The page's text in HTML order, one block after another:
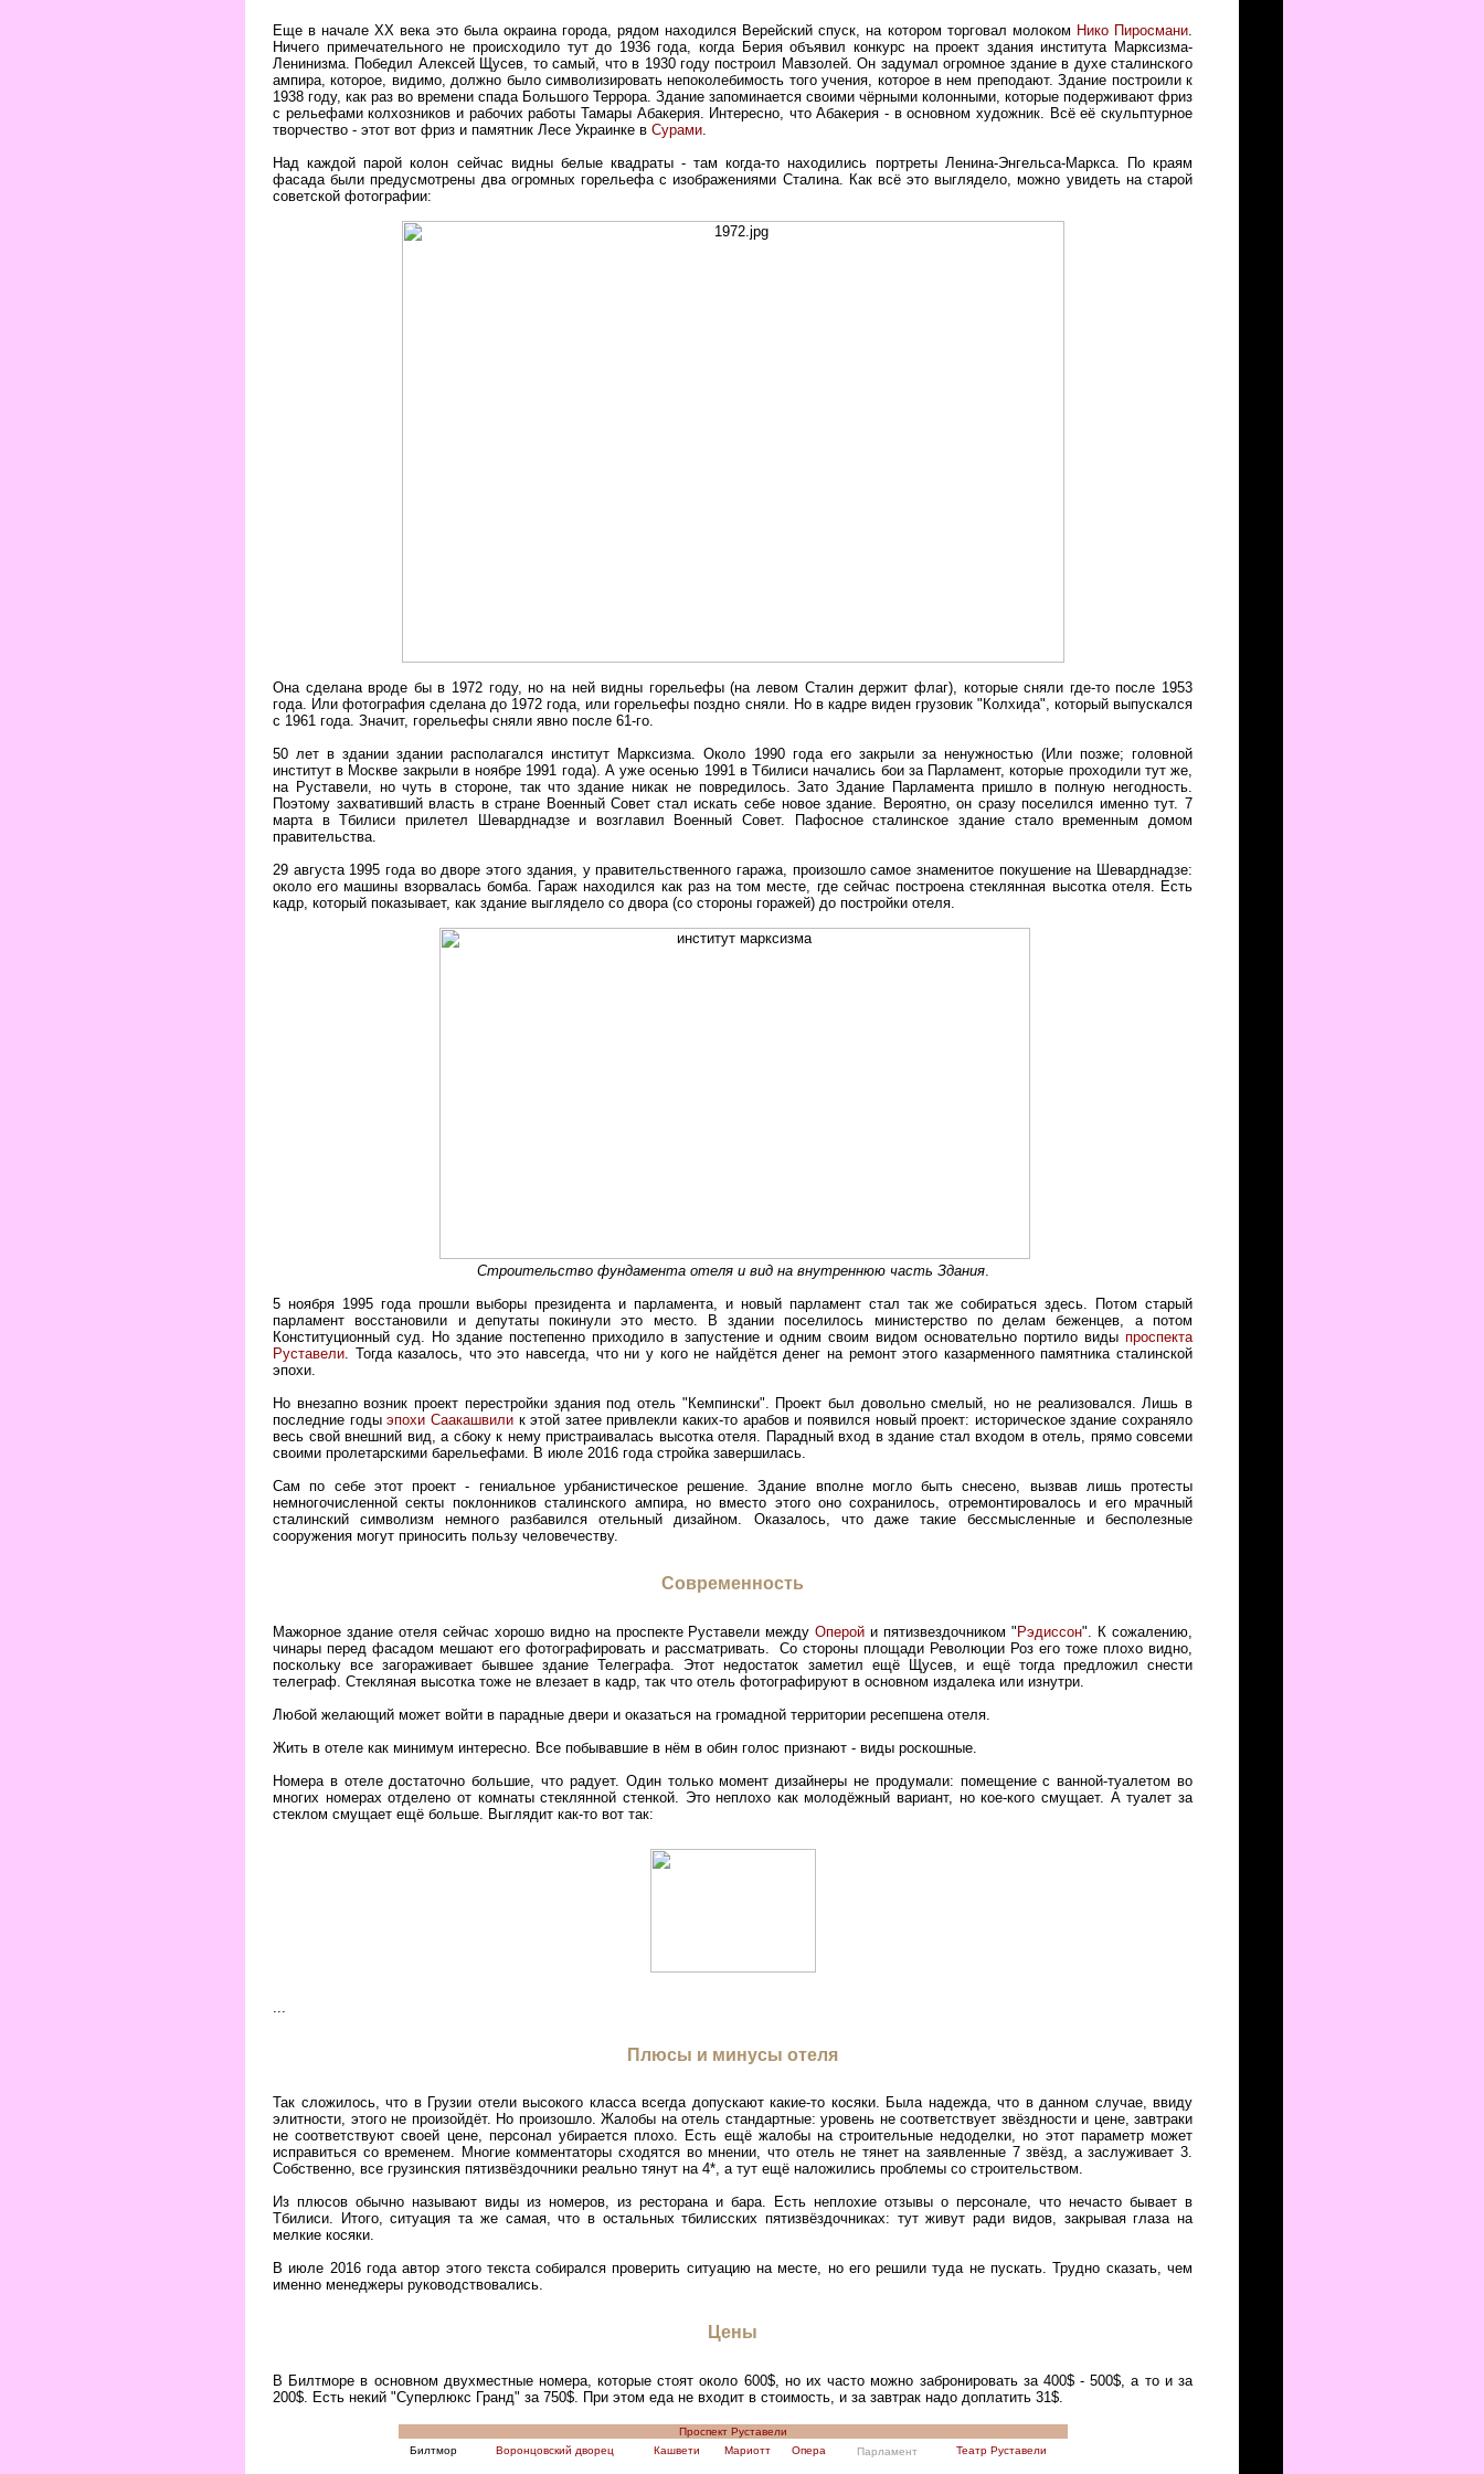
Еще в начале XX века это была окраина города, рядом находился Верейский спуск, на котором торговал молоком Нико Пиросмани.
Ничего примечательного не происходило тут до 1936 года, когда Берия объявил конкурс на проект здания института Марксизма-
Ленинизма. Победил Алексей Щусев, то самый, что в 1930 году построил Мавзолей. Он задумал огромное здание в духе сталинского
ампира, которое, видимо, должно было символизировать непоколебимость того учения, которое в нем преподают. Здание построили к
1938 году, как раз во времени спада Большого Террора. Здание запоминается своими чёрными колонными, которые подерживают фриз
с рельефами колхозников и рабочих работы Тамары Абакерия. Интересно, что Абакерия - в основном художник. Всё её скульптурное
творчество - этот вот фриз и памятник Лесе Украинке в Сурами.
Над каждой парой колон сейчас видны белые квадраты - там когда-то находились портреты Ленина-Энгельса-Маркса. По краям
фасада были предусмотрены два огромных горельефа с изображениями Сталина. Как всё это выглядело, можно увидеть на старой
советской фотографии:
Она сделана вроде бы в 1972 году, но на ней видны горельефы (на левом Сталин держит флаг), которые сняли где-то после 1953
года. Или фотография сделана до 1972 года, или горельефы поздно сняли. Но в кадре виден грузовик "Колхида", который выпускался
с 1961 года. Значит, горельефы сняли явно после 61-го.
50 лет в здании здании располагался институт Марксизма. Около 1990 года его закрыли за ненужностью (Или позже; головной
институт в Москве закрыли в ноябре 1991 года). А уже осенью 1991 в Тбилиси начались бои за Парламент, которые проходили тут же,
на Руставели, но чуть в стороне, так что здание никак не повредилось. Зато Здание Парламента пришло в полную негодность.
Поэтому захвативший власть в стране Военный Совет стал искать себе новое здание. Вероятно, он сразу поселился именно тут. 7
марта в Тбилиси прилетел Шеварднадзе и возглавил Военный Совет. Пафосное сталинское здание стало временным домом
правительства.
29 августа 1995 года во дворе этого здания, у правительственного гаража, произошло самое знаменитое покушение на Шеварднадзе:
около его машины взорвалась бомба. Гараж находился как раз на том месте, где сейчас построена стеклянная высотка отеля. Есть
кадр, который показывает, как здание выглядело со двора (со стороны горажей) до постройки отеля.
Строительство фундамента отеля и вид на внутреннюю часть Здания.
5 ноября 1995 года прошли выборы президента и парламента, и новый парламент стал так же собираться здесь. Потом старый
парламент восстановили и депутаты покинули это место. В здании поселилось министерство по делам беженцев, а потом
Конституционный суд. Но здание постепенно приходило в запустение и одним своим видом основательно портило виды проспекта
Руставели. Тогда казалось, что это навсегда, что ни у кого не найдётся денег на ремонт этого казарменного памятника сталинской
эпохи.
Но внезапно возник проект перестройки здания под отель "Кемпински". Проект был довольно смелый, но не реализовался. Лишь в
последние годыэпохи Саакашвилик этой затее привлекли каких-то арабов и появился новый проект: историческое здание сохраняло
весь свой внешний вид, а сбоку к нему пристраивалась высотка отеля. Парадный вход в здание стал входом в отель, прямо совсеми
своими пролетарскими барельефами. В июле 2016 года стройка завершилась.
Сам по себе этот проект - гениальное урбанистическое решение. Здание вполне могло быть снесено, вызвав лишь протесты
немногочисленной секты поклонников сталинского ампира, но вместо этого оно сохранилось, отремонтировалось и его мрачный
сталинский символизм немного разбавился отельный дизайном. Оказалось, что даже такие бессмысленные и бесполезные
сооружения могут приносить пользу человечеству.
Современность
Мажорное здание отеля сейчас хорошо видно на проспекте Руставели междуОперой и пятизвездочником " Рэдиссон". К сожалению,
чинары перед фасадом мешают его фотографировать и рассматривать. Со стороны площади Революции Роз его тоже плохо видно,
поскольку все загораживает бывшее здание Телеграфа. Этот недостаток заметил ещё Щусев, и ещё тогда предложил снести
телеграф. Стекляная высотка тоже не влезает в кадр, так что отель фотографируют в основном издалека или изнутри.
Любой желающий может войти в парадные двери и оказаться на громадной территории ресепшена отеля.
Жить в отеле как минимум интересно. Все побывавшие в нём в обин голос признают - виды роскошные.
Номера в отеле достаточно большие, что радует. Один только момент дизайнеры не продумали: помещение с ванной-туалетом во
многих номерах отделено от комнаты стеклянной стенкой. Это неплохо как молодёжный вариант, но кое-кого смущает. А туалет за
стеклом смущает ещё больше. Выглядит как-то вот так:
Плюсы и минусы отеля
Так сложилось, что в Грузии отели высокого класса всегда допускают какие-то косяки. Была надежда, что в данном случае, ввиду
элитности, этого не произойдёт. Но произошло. Жалобы на отель стандартные: уровень не соответствует звёздности и цене, завтраки
не соответствуют своей цене, персонал убирается плохо. Есть ещё жалобы на строительные недоделки, но этот параметр может
исправиться со временем. Многие комментаторы сходятся во мнении, что отель не тянет на заявленные 7 звёзд, а заслуживает 3.
Собственно, все грузинския пятизвёздочники реально тянут на 4*, а тут ещё наложились проблемы со строительством.
Из плюсов обычно называют виды из номеров, из ресторана и бара. Есть неплохие отзывы о персонале, что нечасто бывает в
Тбилиси. Итого, ситуация та же самая, что в остальных тбилисских пятизвёздочниках: тут живут ради видов, закрывая глаза на
мелкие косяки.
В июле 2016 года автор этого текста собирался проверить ситуацию на месте, но его решили туда не пускать. Трудно сказать, чем
именно менеджеры руководствовались.
Цены
В Билтморе в основном двухместные номера, которые стоят около 600$, но их часто можно забронировать за 400$ - 500$, а то и за
200$. Есть некий "Суперлюкс Гранд" за 750$. При этом еда не входит в стоимость, и за завтрак надо доплатить 31$.
Проспект Руставели
Билтмор
Воронцовский дворец Кашвети Мариотт Опера Парламент Театр Руставели